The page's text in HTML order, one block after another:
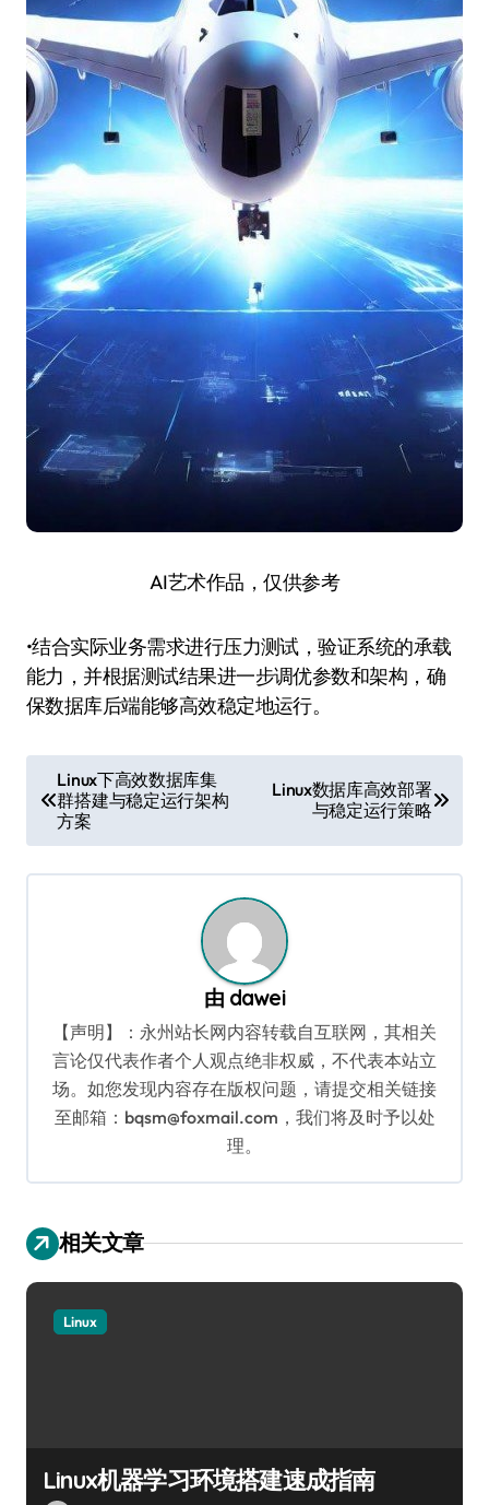
AI艺术作品，仅供参考
•结合实际业务需求进行压力测试，验证系统的承载
能力，并根据测试结果进一步调优参数和架构，确
保数据库后端能够高效稳定地运行。
章
导
航
Linux下高效数据库集
群搭建与稳定运行架构
方案
Linux数据库高效部署
与稳定运行策略
由 dawei
【声明】：永州站长网内容转载自互联网，其相关
言论仅代表作者个人观点绝非权威，不代表本站立
场。如您发现内容存在版权问题，请提交相关链接
至邮箱：bqsm@foxmail.com，我们将及时予以处
理。
相关文章
Linux
Linux机器学习环境搭建速成指南